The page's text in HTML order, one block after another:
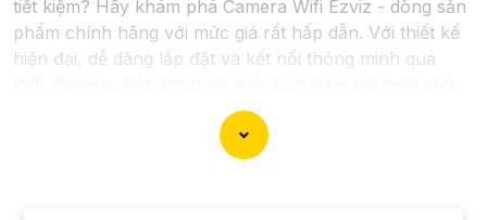
tiết kiệm? Hãy khám phá Camera Wifi Ezviz - dòng sản
phẩm chính hãng với mức giá rất hấp dẫn. Với thiết kế
hiện đại, dễ dàng lắp đặt và kết nối thông minh qua
hoặc văn phòng mọi lúc mọi nơi chỉ bằng một chiếc
Không chỉ vậy, sản phẩm cũng mang lại chất lượng